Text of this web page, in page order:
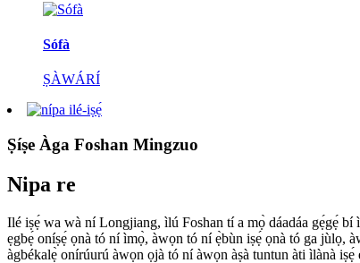
Sófà
ṢÀWÁRÍ
Ṣíṣe Àga Foshan Mingzuo
Nipa re
Ilé iṣẹ́ wa wà ní Longjiang, ìlú Foshan tí a mọ̀ dáadáa gẹ́gẹ́
ẹgbẹ́ oníṣẹ́ ọnà tó ní ìmọ̀, àwọn tó ní ẹ̀bùn iṣẹ́ ọnà tó ga jùlọ,
àgbékalẹ̀ onírúurú àwọn ọjà tó ní àwọn àṣà tuntun àti ìlànà